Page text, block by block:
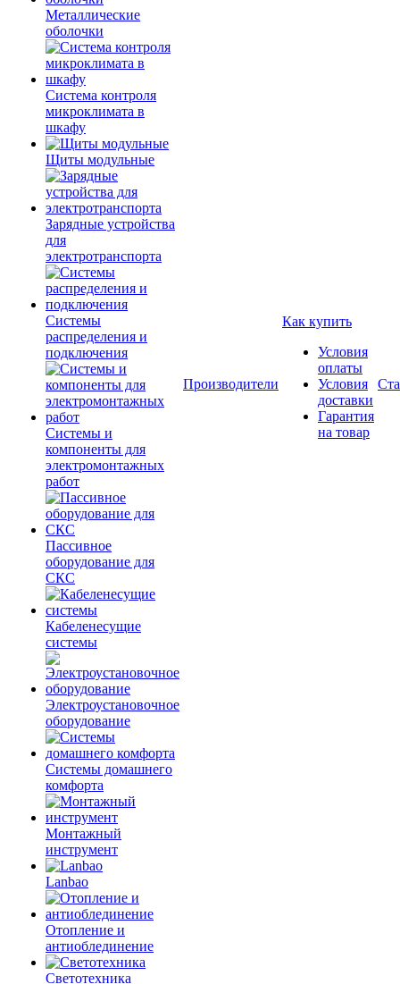
Металлические
оболочки
Система контроля
микроклимата в
шкафу
Щиты модульные
Зарядные устройства
для
электротранспорта
Системы
распределения и
подключения
Системы и
компоненты для
электромонтажных
работ
Пассивное
оборудование для
СКС
Кабеленесущие
системы
Электроустановочное
оборудование
Системы домашнего
комфорта
Монтажный
инструмент
Lanbao
Отопление и
антиоблединение
Светотехника
Производители
Как купить
Условия
оплаты
Условия
доставки
Гарантия
на товар